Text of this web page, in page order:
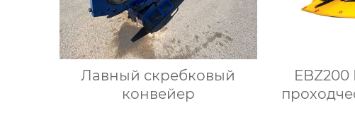
Лавный скребковый
конвейер